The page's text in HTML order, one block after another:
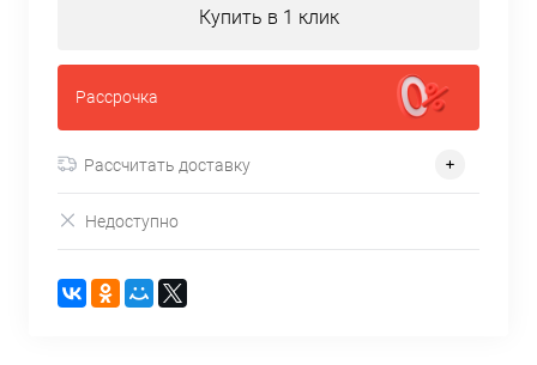
Купить в 1 клик
Рассрочка
Рассчитать доставку
Недоступно